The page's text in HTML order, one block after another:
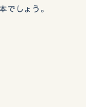
でしょう。